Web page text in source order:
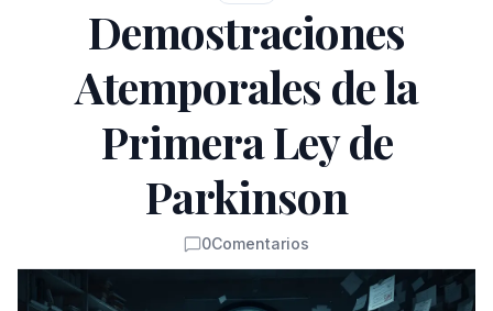
Demostraciones
Atemporales de la
Primera Ley de
Parkinson
0Comentarios
Comentarios